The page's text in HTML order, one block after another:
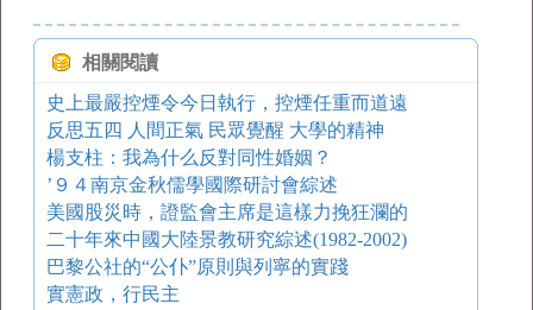
相關閱讀
史上最嚴控煙令今日執行，控煙任重而道遠
反思五四 人間正氣 民眾覺醒 大學的精神
楊支柱：我為什么反對同性婚姻？
’９４南京金秋儒學國際研討會綜述
美國股災時，證監會主席是這樣力挽狂瀾的
二十年來中國大陸景教研究綜述(1982-2002)
巴黎公社的“公仆”原則與列寧的實踐
實憲政，行民主